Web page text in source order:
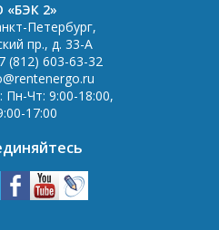
«БЭК 2»
Петербург,
пр., д. 33-А
(812) 603-63-32
Пн-Чт: 9:00-18:00,
17:00